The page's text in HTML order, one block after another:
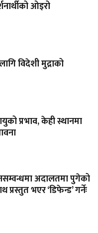
ओइरो
विदेशी मुद्राको
प्रभाव, केही स्थानमा
अदालतमा पुगेको
प्रस्तुत भएर ‘डिफेन्ड’ गर्नेः